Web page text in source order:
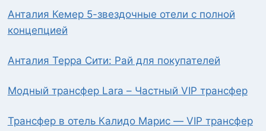
Анталия Кемер 5-звездочные отели с полной
концепцией
Анталия Терра Сити: Рай для покупателей
Модный трансфер Lara – Частный VIP трансфер
Трансфер в отель Калидо Марис — VIP трансфер